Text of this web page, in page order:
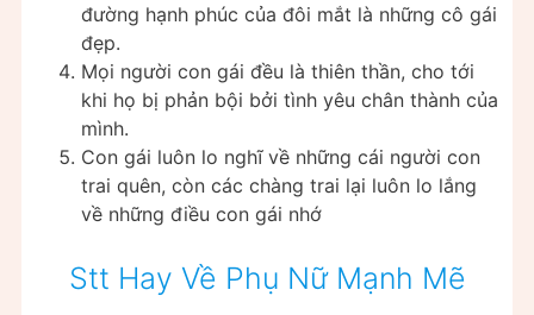
đường hạnh phúc của đôi mắt là những cô gái
đẹp.
Mọi người con gái đều là thiên thần, cho tới
khi họ bị phản bội bởi tình yêu chân thành của
mình.
Con gái luôn lo nghĩ về những cái người con
trai quên, còn các chàng trai lại luôn lo lắng
về những điều con gái nhớ
Stt Hay Về Phụ Nữ Mạnh Mẽ